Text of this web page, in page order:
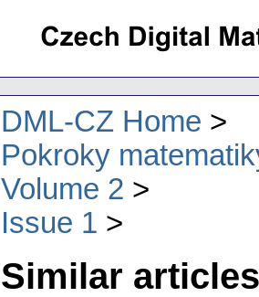
DML-CZ Home
Pokroky
Volume 2
Issue 1
Similar